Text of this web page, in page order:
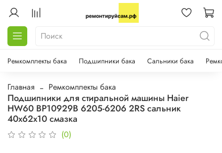
Ремкомплекты бака Подшипники бака Сальники бака
Главная Ремкомплекты бака
Подшипники для стиральной машины Haier
HW60 BP10929B 6205-6206 2RS сальник
40х62х10 смазка
(0)